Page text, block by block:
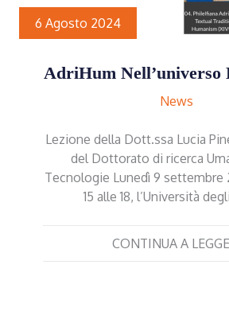
6 Agosto 2024
AdriHum
News
Lezione della Dott.ssa Lucia
del Dottorato di ricerca
Tecnologie Lunedì 9 settembre
15 alle 18, l’Università
CONTINUA A